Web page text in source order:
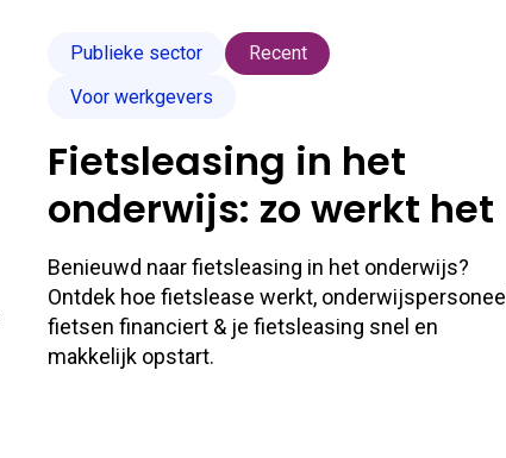
Publieke sector
Recent
Voor werkgevers
Fietsleasing in het
onderwijs: zo werkt het
Benieuwd naar fietsleasing in het onderwijs?
Ontdek hoe fietslease werkt, onderwijspersoneel
fietsen financiert & je fietsleasing snel en
makkelijk opstart.